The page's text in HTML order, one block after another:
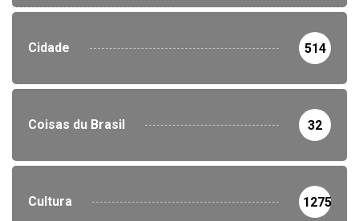
Cidade 514
Coisas du Brasil 32
Cultura 1275